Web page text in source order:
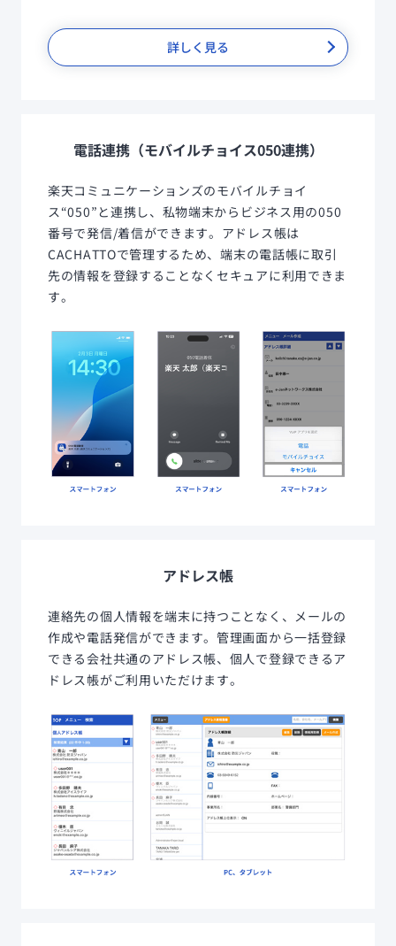
詳しく見る
電話連携（モバイルチョイス050連携）
楽天コミュニケーションズのモバイルチョイ
ス“050”と連携し、私物端末からビジネス用の050
番号で発信/着信ができます。アドレス帳は
CACHATTOで管理するため、端末の電話帳に取引
先の情報を登録することなくセキュアに利用できま
す。
アドレス帳
連絡先の個人情報を端末に持つことなく、メールの
作成や電話発信ができます。管理画面から一括登録
できる会社共通のアドレス帳、個人で登録できるア
ドレス帳がご利用いただけます。